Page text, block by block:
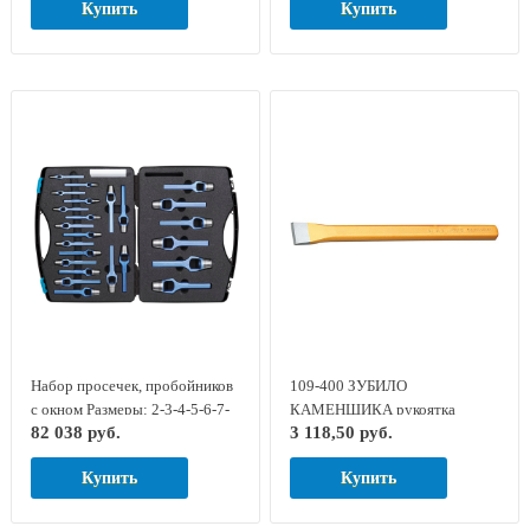
Купить Купить
Набор просечек, пробойников
с окном Размеры: 2-3-4-5-6-7-
8-9-10-11-12-13-14-15-16-17-
18-19-20-22-24-25-28-30мм, на
панели, в пластиковом
чемодане series 326 TURNUS
82 038 руб.
Купить
109-400 ЗУБИЛО
КАМЕНЩИКА рукоятка
плоскоовальная GED RED
8729110
3 118,50 руб.
Купить